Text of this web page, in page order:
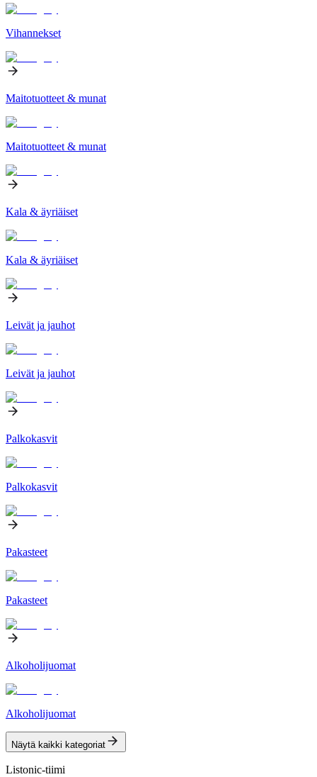
Vihannekset
Maitotuotteet & munat
Maitotuotteet & munat
Kala & äyriäiset
Kala & äyriäiset
Leivät ja jauhot
Leivät ja jauhot
Palkokasvit
Palkokasvit
Pakasteet
Pakasteet
Alkoholijuomat
Alkoholijuomat
Näytä kaikki kategoriat
Listonic-tiimi